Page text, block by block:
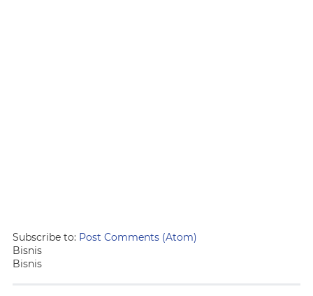
Subscribe to: Post Comments (Atom)
Bisnis
Bisnis